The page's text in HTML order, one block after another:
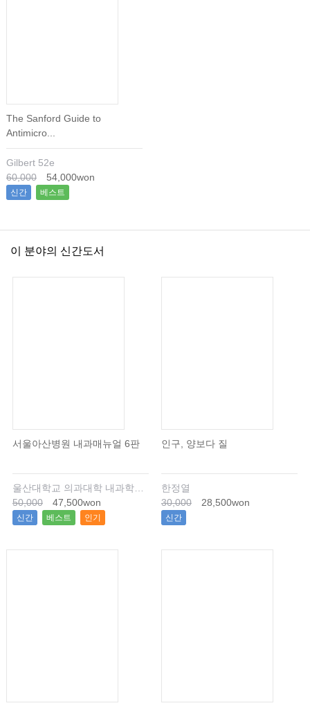
The Sanford Guide to
Antimicro...
Gilbert 52e
60,000
54,000won
신간 베스트
이 분야의 신간도서
서울아산병원 내과매뉴얼 6판
울산대학교 의과대학 내과학교실
50,000
47,500won
신간 베스트 인기
인구, 양보다 질
한정열
30,000
28,500won
신간